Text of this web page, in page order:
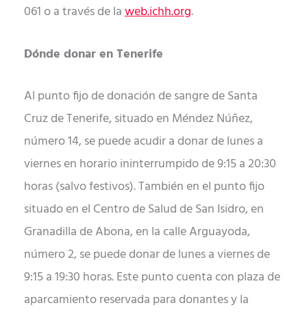
061 o a través de laweb.ichh.org.
Dónde donar en Tenerife
Al punto fijo de donación de sangre de Santa
Cruz de Tenerife, situado en Méndez Núñez,
número 14, se puede acudir a donar de lunes a
viernes en horario ininterrumpido de 9:15 a 20:30
horas (salvo festivos). También en el punto fijo
situado en el Centro de Salud de San Isidro, en
Granadilla de Abona, en la calle Arguayoda,
número 2, se puede donar de lunes a viernes de
9:15 a 19:30 horas. Este punto cuenta con plaza de
aparcamiento reservada para donantes y la